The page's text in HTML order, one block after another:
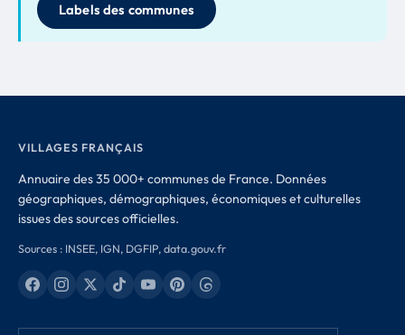
Labels des communes
VILLAGES FRANÇAIS
Annuaire des 35 000+ communes de France. Données
géographiques, démographiques, économiques et culturelles
issues des sources officielles.
Sources : INSEE, IGN, DGFIP, data.gouv.fr